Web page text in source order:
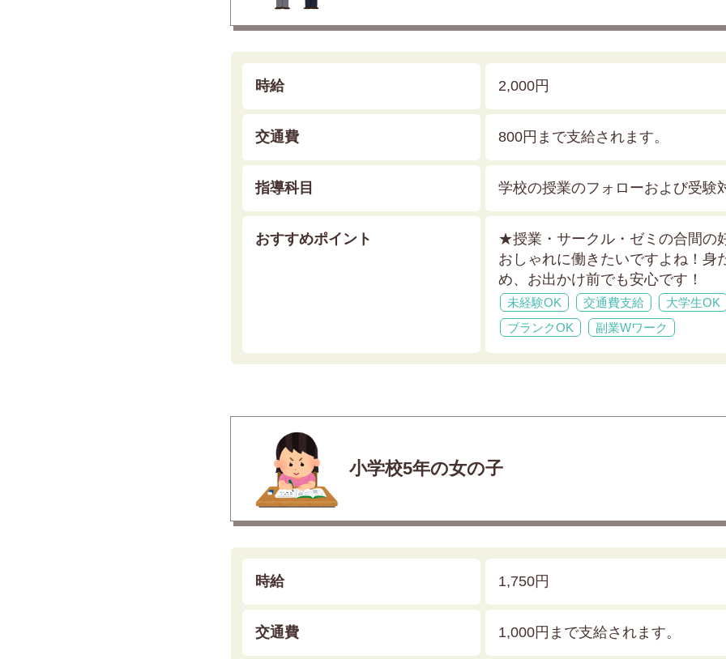
時給 2,000円
交通費 800円まで支給されます。
指導科目 学校の授業のフォローおよび受験
おすすめポイント
★授業・サークル・ゼミの合間の
おしゃれに働きたいですよね！身
め、お出かけ前でも安心です！
未経験OK 交通費支給
大学生OK
ブランクOK
副業Wワーク
小学校5年の女の子
時給 1,750円
交通費 1,000円まで支給されます。